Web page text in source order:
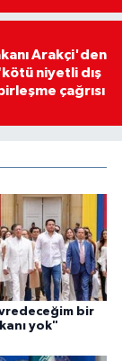
Arakçi'den
niyetli dış
çağrısı
bir
yok"